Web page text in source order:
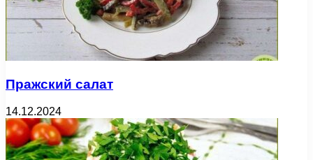
Пражский салат
14.12.2024